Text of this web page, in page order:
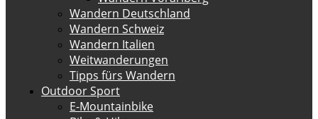
Wandern Deutschland
Wandern Schweiz
Wandern Italien
Weitwanderungen
Tipps fürs Wandern
Outdoor Sport
E-Mountainbike